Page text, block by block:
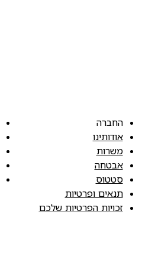
החברה
אודותינו
משרות
אבטחה
סטטוס
תנאים ופרטיות
זכויות הפרטיות שלכם